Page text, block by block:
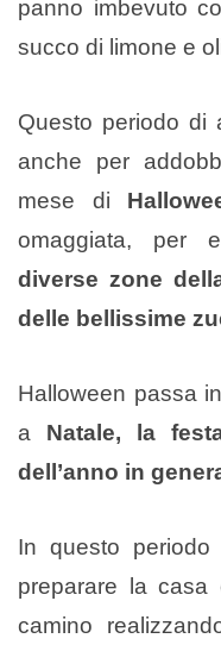
panno imbevuto
succo di limone e
Questo periodo di
anche per
mese di
omaggiata, per
diverse zone
delle bellissime
Halloween passa
a Natale, la
dell’anno in
In questo periodo
preparare la casa
camino